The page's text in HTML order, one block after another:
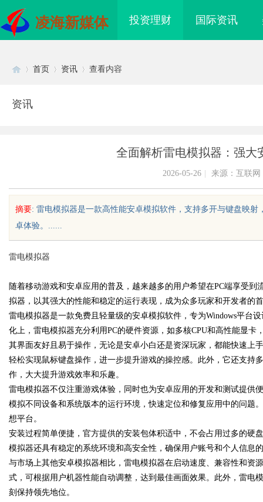
凌海新媒体 投资理财 国际资讯
uz
!
首页 资讯 查看内容
资讯
全面解析雷电模拟器：强大
2026-05-26 来源：互联网
摘要: 雷电模拟器是一款高性能安卓模拟软件，支持多开与键盘映
卓体验。......
雷电模拟器
随着移动游戏和安卓应用的普及，越来越多的用户希望在PC端享受
拟器，以其强大的性能和稳定的运行表现，成为众多玩家和开发者的
雷电模拟器是一款免费且轻量级的安卓模拟软件，专为Windows平台
化上，雷电模拟器充分利用PC的硬件资源，如多核CPU和高性能显
其界面友好且易于操作，无论是安卓小白还是资深玩家，都能快速上
轻松实现鼠标键盘操作，进一步提升游戏的操控感。此外，它还支持
作，大大提升游戏效率和乐趣。
雷电模拟器不仅注重游戏体验，同时也为安卓应用的开发和测试提供
模拟不同设备和系统版本的运行环境，快速定位和修复应用中的问题
想平台。
安装过程简单便捷，官方提供的安装包体积适中，不会占用过多的硬
模拟器还具有稳定的系统环境和高安全性，确保用户账号和个人信息
与市场上其他安卓模拟器相比，雷电模拟器在启动速度、兼容性和资
式，可根据用户机器性能自动调整，达到最佳画面效果。此外，雷电
刻保持领先地位。
配眼镜
植诊疗专业指南